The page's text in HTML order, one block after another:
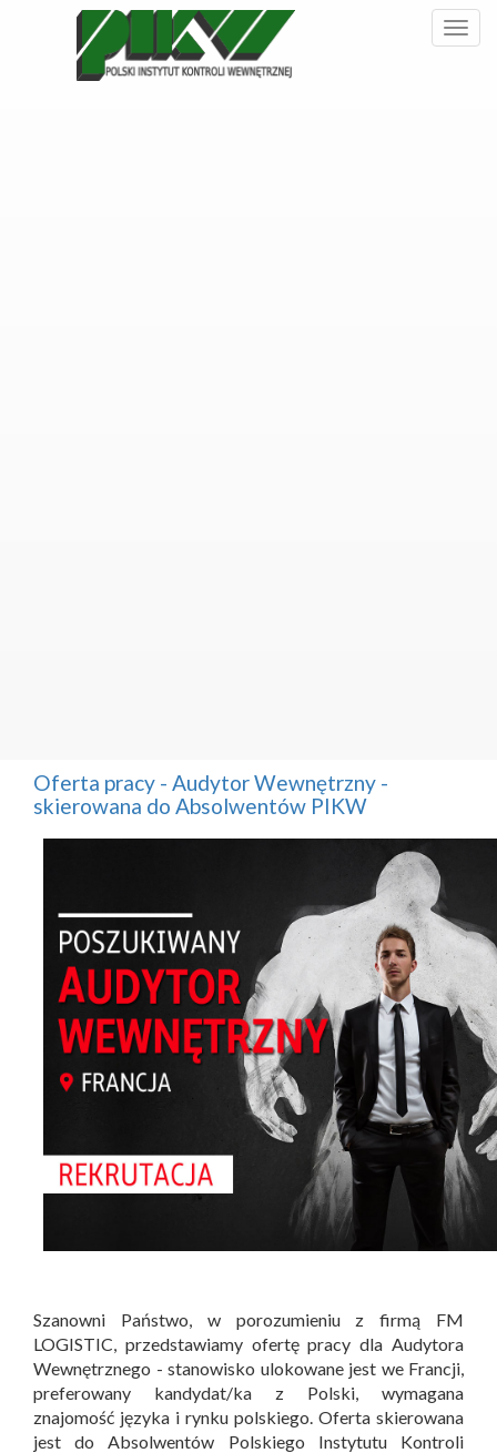
Oferta pracy - Audytor Wewnętrzny -
skierowana do Absolwentów PIKW
Szanowni Państwo, w porozumieniu z firmą FM
LOGISTIC, przedstawiamy ofertę pracy dla Audytora
Wewnętrznego - stanowisko ulokowane jest we Francji,
preferowany kandydat/ka z Polski, wymagana
znajomość języka i rynku polskiego. Oferta skierowana
jest do Absolwentów Polskiego Instytutu Kontroli